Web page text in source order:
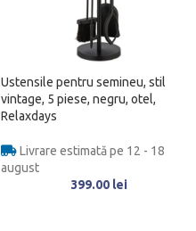
Ustensile pentru semineu, stil
vintage, 5 piese, negru, otel,
Relaxdays
Livrare estimată pe 12 - 18
august
399.00 lei